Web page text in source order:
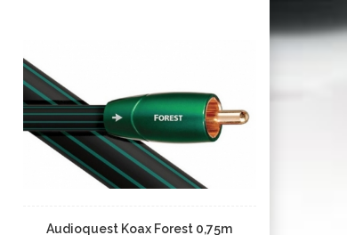
Audioquest Koax Forest 0,75m